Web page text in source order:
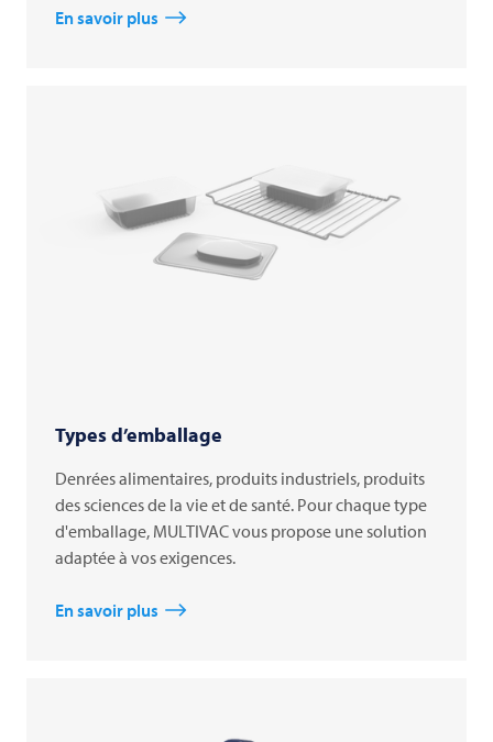
En savoir plus
Types d’emballage
Denrées alimentaires, produits industriels, produits
des sciences de la vie et de santé. Pour chaque type
d'emballage, MULTIVAC vous propose une solution
adaptée à vos exigences.
En savoir plus